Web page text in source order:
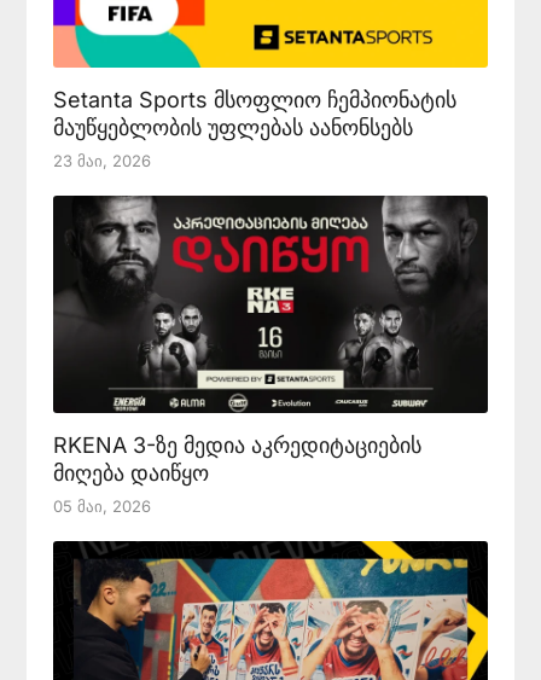
Setanta Sports მსოფლიო ჩემპიონატის
მაუწყებლობის უფლებას აანონსებს
23 Მაი, 2026
RKENA 3-ზე მედია აკრედიტაციების
მიღება დაიწყო
05 Მაი, 2026